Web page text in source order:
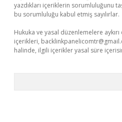
yazdıkları içeriklerin sorumluluğunu
bu sorumluluğu kabul etmiş sayılırlar.
Hukuka ve yasal düzenlemelere
içerikleri,
halinde, ilgili içerikler yasal süre